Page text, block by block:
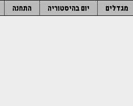
מגדלים יום בהיסטוריה התחנה